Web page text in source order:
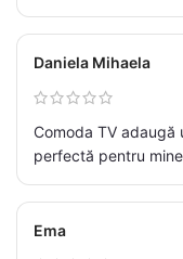
Daniela Mihaela
Comoda TV adaugă
perfectă pentru
Ema